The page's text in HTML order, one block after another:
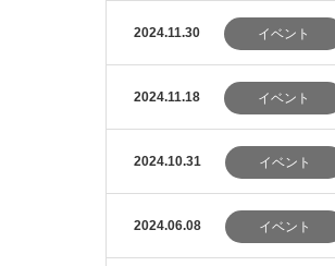
2024.11.30 イベント
2024.11.18 イベント
2024.10.31 イベント
2024.06.08 イベント